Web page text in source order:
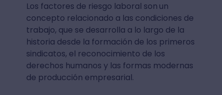
Los factores de riesgo laboral son un
concepto relacionado a las condiciones de
trabajo, que se desarrolla a lo largo de la
historia desde la formación de los primeros
sindicatos, el reconocimiento de los
derechos humanos y las formas modernas
de producción empresarial.